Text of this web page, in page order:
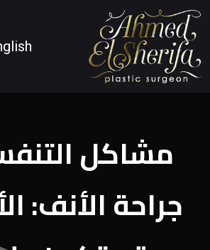
مشاكل
جراحة الأنف: